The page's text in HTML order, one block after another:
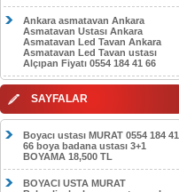
Ankara asmatavan Ankara
Asmatavan Ustası Ankara
Asmatavan Led Tavan Ankara
Asmatavan Led Tavan ustası
Alçıpan Fiyatı 0554 184 41 66
SAYFALAR
Boyacı ustası MURAT 0554 184 41
66 boya badana ustası 3+1
BOYAMA 18,500 TL
BOYACI USTA MURAT